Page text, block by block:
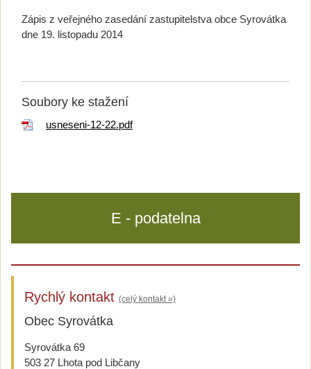
Zápis z veřejného zasedání zastupitelstva obce Syrovátka
dne 19. listopadu 2014
Soubory ke stažení
usneseni-12-22.pdf
E - podatelna
Rychlý kontakt (celý kontakt »)
Obec Syrovátka
Syrovátka 69
503 27 Lhota pod Libčany